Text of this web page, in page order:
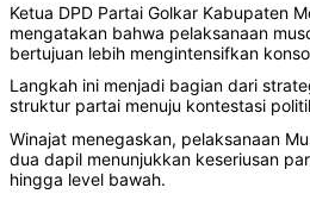
Ketua DPD Partai Golkar Kabupaten
mengatakan bahwa pelaksanaan
bertujuan lebih mengintensifkan
Langkah ini menjadi bagian dari
struktur partai menuju kontestasi
Winajat menegaskan, pelaksanaan
dua dapil menunjukkan keseriusan
hingga level bawah.